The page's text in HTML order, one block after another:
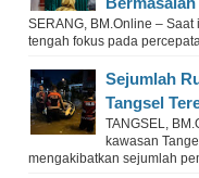
SERANG, BM.Online –
tengah fokus pada
Sejumlah
Tangsel
TANGSEL,
kawasan
mengakibatkan sejumlah